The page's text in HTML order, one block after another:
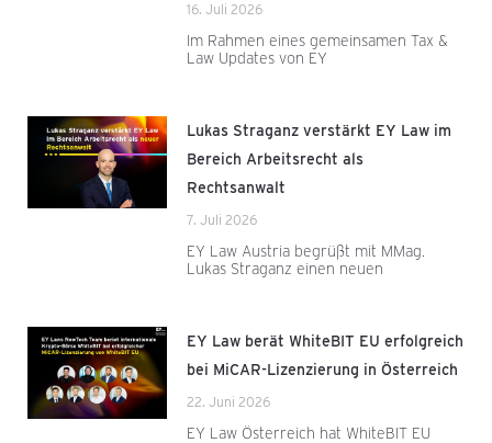
16. Juli 2026
Im Rahmen eines gemeinsamen Tax &
Law Updates von EY
Lukas Straganz verstärkt EY Law im
Bereich Arbeitsrecht als
Rechtsanwalt
7. Juli 2026
EY Law Austria begrüßt mit MMag.
Lukas Straganz einen neuen
EY Law berät WhiteBIT EU erfolgreich
bei MiCAR-Lizenzierung in Österreich
22. Juni 2026
EY Law Österreich hat WhiteBIT EU